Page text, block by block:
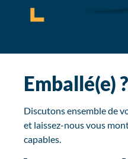
Emballé(e) ?
Discutons ensemble de
et laissez-nous vous
capables.